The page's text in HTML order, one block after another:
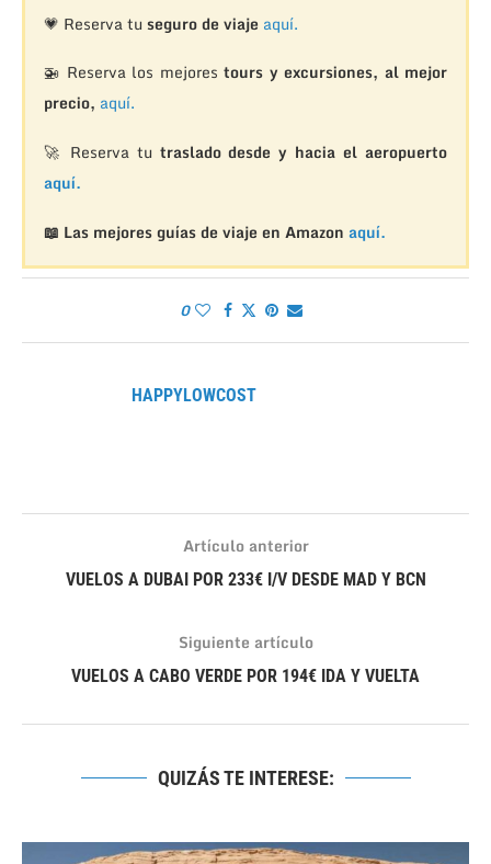
💗 Reserva tu seguro de viaje aquí.
🚁 Reserva los mejorestours y excursiones, al mejor
precio, aquí.
🚀 Reserva tu traslado desde y hacia el aeropuerto
aquí.
📖 Las mejores guías de viaje en Amazon aquí.
0
HAPPYLOWCOST
Artículo anterior
VUELOS A DUBAI POR 233€ I/V DESDE MAD Y BCN
Siguiente artículo
VUELOS A CABO VERDE POR 194€ IDA Y VUELTA
QUIZÁS TE INTERESE: